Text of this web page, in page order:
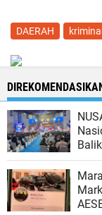
DAERAH kriminal
Nasional 2026 Tuai
dan